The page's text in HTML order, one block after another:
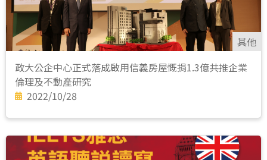
其他
政大公企中心正式落成啟用信義房屋慨捐1.3億共推企業
倫理及不動產研究
2022/10/28